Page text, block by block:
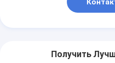
Получить